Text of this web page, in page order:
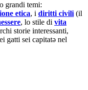
grandi temi:
etica, i diritti civili (il
, lo stile di vita
storie interessanti,
gatti sei capitatə nel